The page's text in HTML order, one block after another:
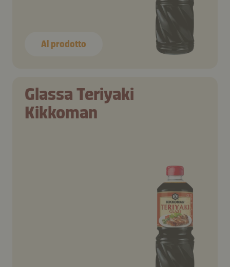
Al prodotto
Glassa Teriyaki
Kikkoman